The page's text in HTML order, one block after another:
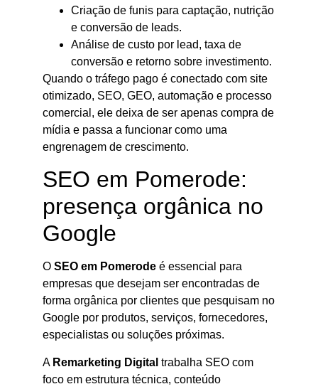
Criação de funis para captação, nutrição
e conversão de leads.
Análise de custo por lead, taxa de
conversão e retorno sobre investimento.
Quando o tráfego pago é conectado com site
otimizado, SEO, GEO, automação e processo
comercial, ele deixa de ser apenas compra de
mídia e passa a funcionar como uma
engrenagem de crescimento.
SEO em Pomerode:
presença orgânica no
Google
O SEO em Pomerode é essencial para
empresas que desejam ser encontradas de
forma orgânica por clientes que pesquisam no
Google por produtos, serviços, fornecedores,
especialistas ou soluções próximas.
A Remarketing Digital trabalha SEO com
foco em estrutura técnica, conteúdo